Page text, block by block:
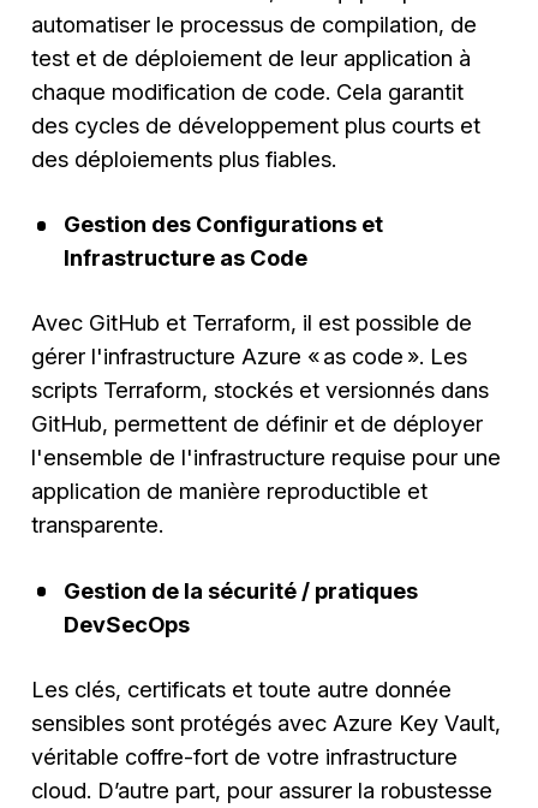
automatiser le processus de compilation, de
test et de déploiement de leur application à
chaque modification de code. Cela garantit
des cycles de développement plus courts et
des déploiements plus fiables.
Gestion des Configurations et
Infrastructure as Code
Avec GitHub et Terraform, il est possible de
gérer l'infrastructure Azure « as code ». Les
scripts Terraform, stockés et versionnés dans
GitHub, permettent de définir et de déployer
l'ensemble de l'infrastructure requise pour une
application de manière reproductible et
transparente.
Gestion de la sécurité / pratiques
DevSecOps
Les clés, certificats et toute autre donnée
sensibles sont protégés avec Azure Key Vault,
véritable coffre-fort de votre infrastructure
cloud. D’autre part, pour assurer la robustesse